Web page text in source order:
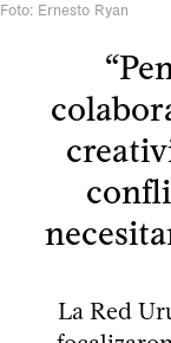
Foto: Ernesto Ryan
La Red